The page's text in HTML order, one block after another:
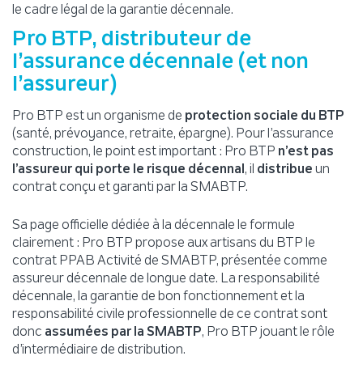
le cadre légal de la garantie décennale.
Pro BTP, distributeur de
l’assurance décennale (et non
l’assureur)
Pro BTP est un organisme de protection sociale du BTP
(santé, prévoyance, retraite, épargne). Pour l’assurance
construction, le point est important : Pro BTP n’est pas
l’assureur qui porte le risque décennal, il distribue un
contrat conçu et garanti par la SMABTP.
Sa page officielle dédiée à la décennale le formule
clairement : Pro BTP propose aux artisans du BTP le
contrat PPAB Activité de SMABTP, présentée comme
assureur décennale de longue date. La responsabilité
décennale, la garantie de bon fonctionnement et la
responsabilité civile professionnelle de ce contrat sont
donc assumées par la SMABTP, Pro BTP jouant le rôle
d’intermédiaire de distribution.